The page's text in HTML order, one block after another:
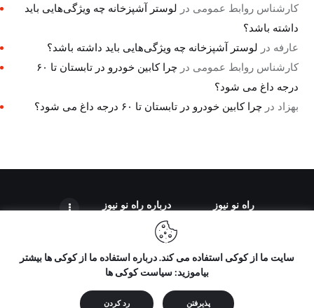
کارشناس روابط عمومی در لوستر آشپزخانه چه ویژگی‌هایی باید
داشته باشد؟
عارفه در لوستر آشپزخانه چه ویژگی‌هایی باید داشته باشد؟
کارشناس روابط عمومی در
چرا کابین خودرو در تابستان تا ۶۰
درجه داغ می شود؟
بهزاد درچرا کابین خودرو در تابستان تا ۶۰ درجه داغ می شود؟
راه نو نیوز درباره راه‌ نو نیوز
تمامی حقوق مطالب برای "راه نو نیوز" محفوظ است و هرگونه کپی
برداری بدون ذکر منبع ممنوع می باشد.
سایت ما از کوکی استفاده می کند. درباره استفاده ما از کوکی ها بیشتر
بیاموزید: سیاست کوکی ها
پذیرفتن رد کردن